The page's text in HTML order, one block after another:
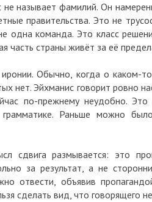
называет фамилий. Он
правительства. Это не
команда. Это класс
часть страны живёт за её
Обычно, когда о каком-то
нет. Эйхманис говорит ровно
по-прежнему неудобно.
Раньше можно
сдвига размывается: это
за результат, а не
отвести, объявив
сделать вид, что говорящего